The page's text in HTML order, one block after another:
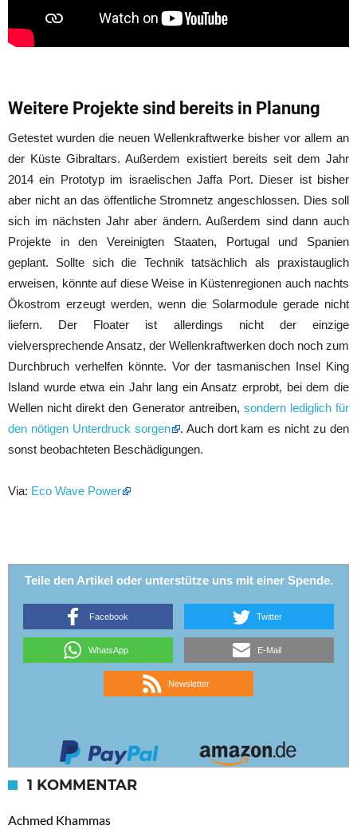
Weitere Projekte sind bereits in Planung
Getestet wurden die neuen Wellenkraftwerke bisher vor allem an
der Küste Gibraltars. Außerdem existiert bereits seit dem Jahr
2014 ein Prototyp im israelischen Jaffa Port. Dieser ist bisher
aber nicht an das öffentliche Stromnetz angeschlossen. Dies soll
sich im nächsten Jahr aber ändern. Außerdem sind dann auch
Projekte in den Vereinigten Staaten, Portugal und Spanien
geplant. Sollte sich die Technik tatsächlich als praxistauglich
erweisen, könnte auf diese Weise in Küstenregionen auch nachts
Ökostrom erzeugt werden, wenn die Solarmodule gerade nicht
liefern. Der Floater ist allerdings nicht der einzige
vielversprechende Ansatz, der Wellenkraftwerken doch noch zum
Durchbruch verhelfen könnte. Vor der tasmanischen Insel King
Island wurde etwa ein Jahr lang ein Ansatz erprobt, bei dem die
Wellen nicht direkt den Generator antreiben, sondern lediglich für
den nötigen Unterdruck sorgen
. Auch dort kam es nicht zu den
sonst beobachteten Beschädigungen.
Via: Eco Wave Power
Teile den Artikel oder unterstütze uns mit einer Spende.
Facebook Twitter
WhatsApp E-Mail
Newsletter
1 KOMMENTAR
Achmed Khammas